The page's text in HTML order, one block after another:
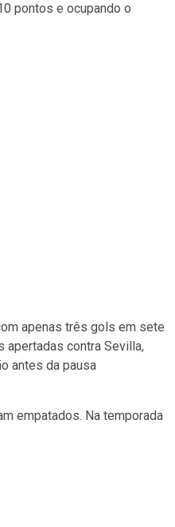
pontos e ocupando o
apenas três gols em sete
apertadas contra Sevilla,
antes da pausa
empatados. Na temporada